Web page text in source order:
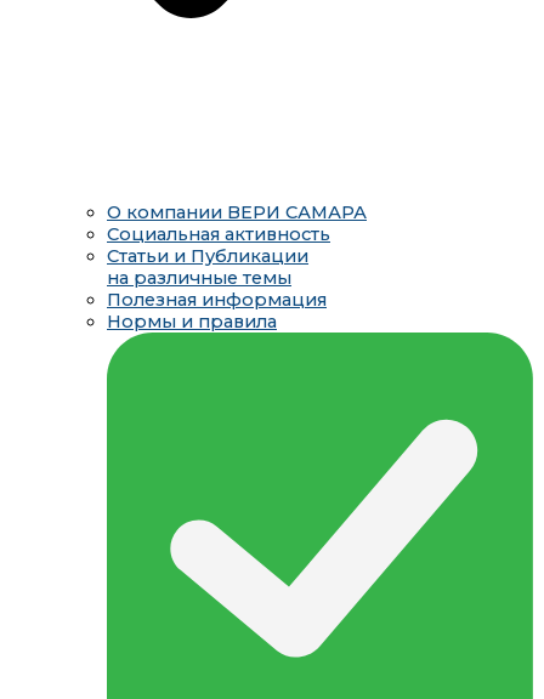
О компании ВЕРИ САМАРА
Социальная активность
Статьи и Публикации
на различные темы
Полезная информация
Нормы и правила